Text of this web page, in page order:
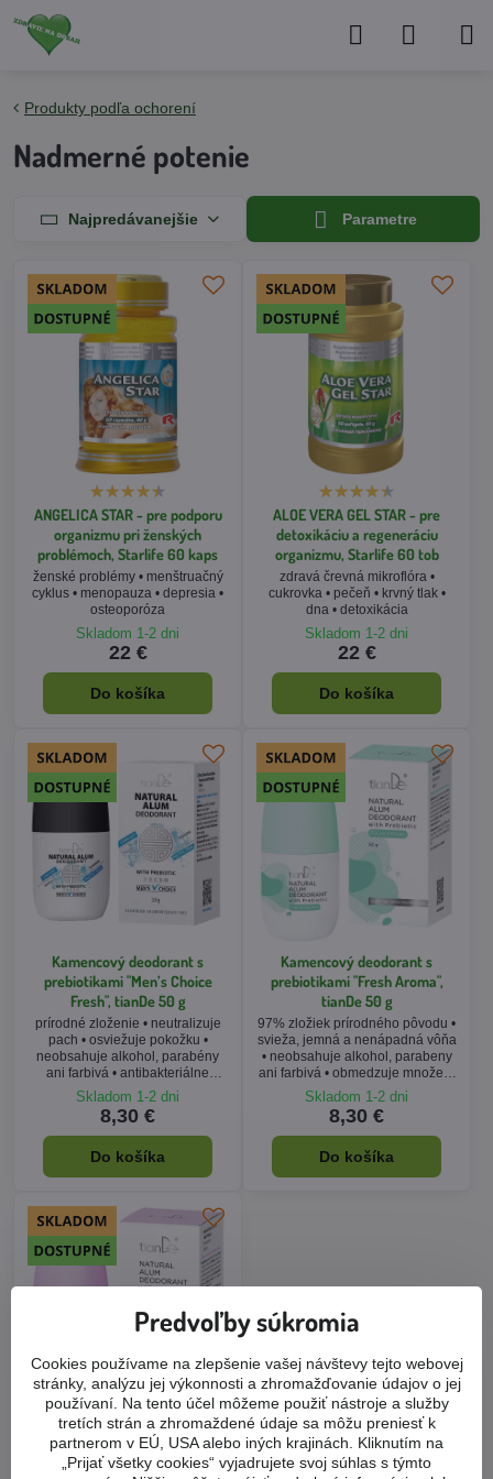
Produkty podľa ochorení
Nadmerné potenie
Najpredávanejšie Parametre
ANGELICA STAR - pre podporu
organizmu pri ženských
problémoch, Starlife 60 kaps
ženské problémy • menštruačný
cyklus • menopauza • depresia •
osteoporóza
Skladom 1-2 dni
22 €
Do košíka
ALOE VERA GEL STAR - pre
detoxikáciu a regeneráciu
organizmu, Starlife 60 tob
zdravá črevná mikroflóra •
cukrovka • pečeň • krvný tlak •
dna • detoxikácia
Skladom 1-2 dni
22 €
Do košíka
Kamencový deodorant s
prebiotikami "Men’s Choice
Fresh", tianDe 50 g
prírodné zloženie • neutralizuje
pach • osviežuje pokožku •
neobsahuje alkohol, parabény
ani farbivá • antibakteriálne
vlastnosti
Skladom 1-2 dni
8,30 €
Do košíka
Kamencový deodorant s
prebiotikami "Fresh Aroma",
tianDe 50 g
97% zložiek prírodného pôvodu •
svieža, jemná a nenápadná vôňa
• neobsahuje alkohol, parabeny
ani farbivá • obmedzuje množení
baktérií
Skladom 1-2 dni
8,30 €
Do košíka
Kamencový deodorant s
prebiotikami "Floral Aroma",
tianDe 50 g
Predvoľby súkromia
Cookies používame na zlepšenie vašej návštevy tejto webovej
stránky, analýzu jej výkonnosti a zhromažďovanie údajov o jej
používaní. Na tento účel môžeme použiť nástroje a služby
tretích strán a zhromaždené údaje sa môžu preniesť k
partnerom v EÚ, USA alebo iných krajinách. Kliknutím na
„Prijať všetky cookies“ vyjadrujete svoj súhlas s týmto